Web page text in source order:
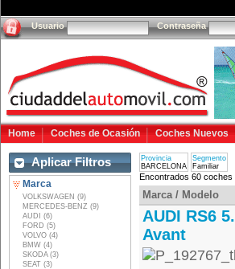
Usuario Contraseña
Home Coches de Ocasión Coches Nuevos
Aplicar Filtros
Marca
VOLKSWAGEN (9)
MERCEDES-BENZ (9)
AUDI (6)
FORD (5)
VOLVO (4)
BMW (4)
SKODA (3)
SEAT (3)
Provincia
BARCELONA
Segmento
Familiar
Encontrados 60 coches
Marca / Modelo
AUDI RS6
Avant